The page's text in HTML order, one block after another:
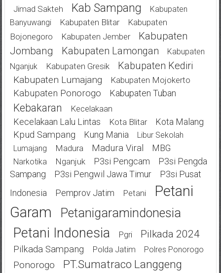
Jimad Sakteh Kab Sampang
Kabupaten
Banyuwangi
Kabupaten Blitar
Kabupaten
Bojonegoro
Kabupaten Jember
Kabupaten
Jombang
Kabupaten Lamongan
Kabupaten
Nganjuk
Kabupaten Gresik Kabupaten Kediri
Kabupaten Lumajang Kabupaten Mojokerto
Kabupaten Ponorogo Kabupaten Tuban
Kebakaran Kecelakaan
Kecelakaan Lalu Lintas Kota Blitar Kota Malang
Kpud Sampang Kung Mania
Libur Sekolah
Lumajang
Madura Madura Viral MBG
Narkotika Nganjuk P3si Pengcam
P3si Pengda
Sampang
P3si Pengwil Jawa Timur
P3si Pusat
Indonesia
Pemprov Jatim Petani
Petani
Garam
Petanigaramindonesia
Petani Indonesia Pgri Pilkada 2024
Pilkada Sampang Polda Jatim Polres Ponorogo
Ponorogo
PT.Sumatraco Langgeng